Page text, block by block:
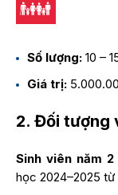
Số lượng: 10 –
Giá trị:
2. Đối tượng
Sinh viên năm
học 2024–2025 từ